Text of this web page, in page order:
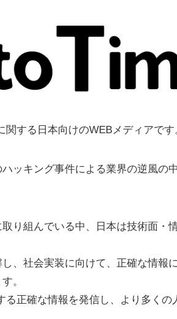
する日本向けのWEBメディアです
ッキング事件による業界の逆風の
り組んでいる中、日本は技術面・
、社会実装に向けて、正確な情報
。
る正確な情報を発信し、より多くの